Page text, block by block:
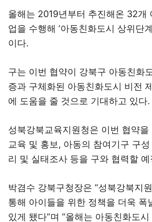
올해는 2019년부터 추진해온 32개
업을 수행해 ‘아동친화도시 상위단
이다.
구는 이번 협약이 강북구 아동친화
증과 구체화된 아동친화도시 비전
에 도움을 줄 것으로 기대하고 있다.
성북강북교육지원청은 이번 협약을
교육 및 홍보, 아동의 참여기구 구
리 및 실태조사 등을 구와 협력할
박겸수 강북구청장은 “성북강북지
통해 아이들을 위한 정책을 더욱 폭
있게 됐다”며 “올해는 아동친화도